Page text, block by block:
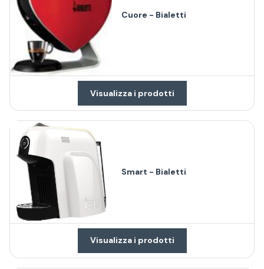
Cuore - Bialetti
Visualizza i prodotti
Smart - Bialetti
Visualizza i prodotti